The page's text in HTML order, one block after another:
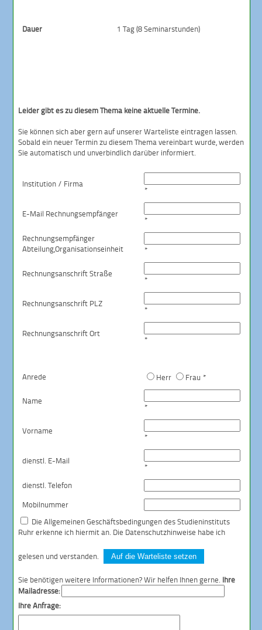
Dauer 1 Tag (8 Seminarstunden)
Leider gibt es zu diesem Thema keine aktuelle Termine.
Sie können sich aber gern auf unserer Warteliste eintragen lassen.
Sobald ein neuer Termin zu diesem Thema vereinbart wurde, werden
Sie automatisch und unverbindlich darüber informiert.
Institution / Firma
*
E-Mail Rechnungsempfänger
*
Rechnungsempfänger
Abteilung,Organisationseinheit *
Rechnungsanschrift Straße
*
Rechnungsanschrift PLZ
*
Rechnungsanschrift Ort
*
Anrede Herr Frau *
Name
*
Vorname
*
dienstl. E-Mail
*
dienstl. Telefon
Mobilnummer
DieAllgemeinen Geschäftsbedingungendes Studieninstituts
Ruhr erkenne ich hiermit an. Die Datenschutzhinweise habe ich
gelesen und verstanden. Auf die Warteliste setzen
Sie benötigen weitere Informationen? Wir helfen Ihnen gerne. Ihre
Mailadresse:
Ihre Anfrage: